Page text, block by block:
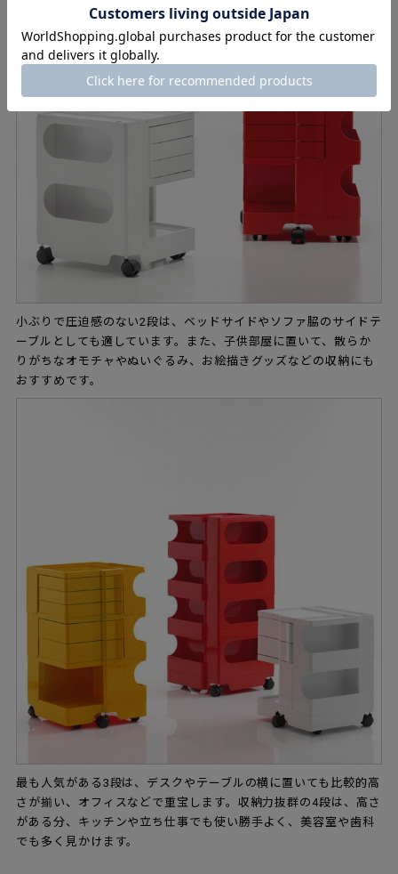
小ぶりで圧迫感のない2段は、ベッドサイドやソファ脇のサイドテ
ーブルとしても適しています。また、子供部屋に置いて、散らか
りがちなオモチャやぬいぐるみ、お絵描きグッズなどの収納にも
おすすめです。
最も人気がある3段は、デスクやテーブルの横に置いても比較的高
さが揃い、オフィスなどで重宝します。収納力抜群の4段は、高さ
がある分、キッチンや立ち仕事でも使い勝手よく、美容室や歯科
でも多く見かけます。